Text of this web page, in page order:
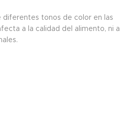
diferentes tonos de color en las
a la calidad del alimento, ni a